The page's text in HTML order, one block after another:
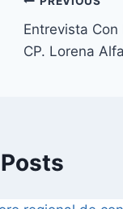
Entrevista
CP. Lorena